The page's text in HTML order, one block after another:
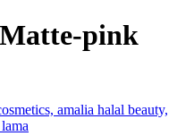
pink